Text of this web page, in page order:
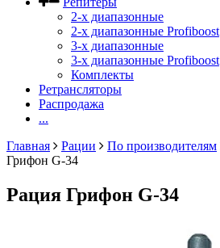
2-х диапазонные
2-х диапазонные Profiboost
3-х диапазонные
3-х диапазонные Profiboost
Комплекты
Ретрансляторы
Распродажа
...
Главная
Рации По производителям
Грифон G-34
Рация Грифон G-34